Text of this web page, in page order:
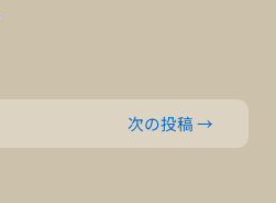
次の投稿→